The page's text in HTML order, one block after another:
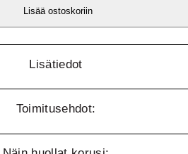
Lisää ostoskoriin
Lisätiedot
Toimitusehdot: